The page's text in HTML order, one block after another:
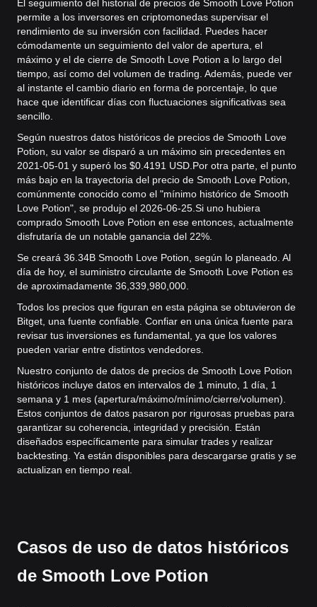
El seguimiento del historial de precios de Smooth Love Potion
permite a los inversores en criptomonedas supervisar el
rendimiento de su inversión con facilidad. Puedes hacer
cómodamente un seguimiento del valor de apertura, el
máximo y el de cierre de Smooth Love Potion a lo largo del
tiempo, así como del volumen de trading. Además, puede ver
al instante el cambio diario en forma de porcentaje, lo que
hace que identificar días con fluctuaciones significativas sea
sencillo.
Según nuestros datos históricos de precios de Smooth Love
Potion, su valor se disparó a un máximo sin precedentes en
2021-05-01 y superó los $0.4191 USD. Por otra parte, el punto
más bajo en la trayectoria del precio de Smooth Love Potion,
comúnmente conocido como el "mínimo histórico de Smooth
Love Potion", se produjo el 2026-06-25. Si uno hubiera
comprado Smooth Love Potion en ese entonces, actualmente
disfrutaría de un notable ganancia del 22%.
Se creará 36.34B Smooth Love Potion, según lo planeado. Al
día de hoy, el suministro circulante de Smooth Love Potion es
de aproximadamente 36,339,980,000.
Todos los precios que figuran en esta página se obtuvieron de
Bitget, una fuente confiable. Confiar en una única fuente para
revisar tus inversiones es fundamental, ya que los valores
pueden variar entre distintos vendedores.
Nuestro conjunto de datos de precios de Smooth Love Potion
históricos incluye datos en intervalos de 1 minuto, 1 día, 1
semana y 1 mes (apertura/máximo/mínimo/cierre/volumen).
Estos conjuntos de datos pasaron por rigurosas pruebas para
garantizar su coherencia, integridad y precisión. Están
diseñados específicamente para simular trades y realizar
backtesting. Ya están disponibles para descargarse gratis y se
actualizan en tiempo real.
Casos de uso de datos históricos
de Smooth Love Potion